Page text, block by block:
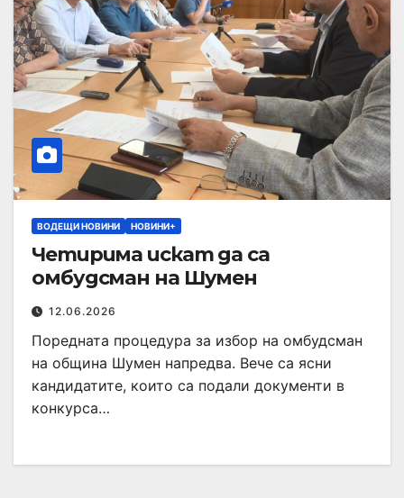
ВОДЕЩИ НОВИНИ НОВИНИ+
Четирима искат да са
омбудсман на Шумен
12.06.2026
Поредната процедура за избор на омбудсман
на община Шумен напредва. Вече са ясни
кандидатите, които са подали документи в
конкурса…